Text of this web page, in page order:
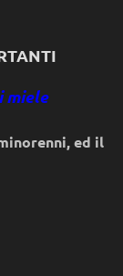
miele
ed il